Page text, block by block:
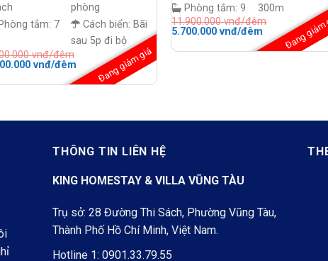
Phòng tắm: 7
phòng
Cách biển: Bãi
sau 5p đi bộ
Đang giảm giá
vnđ/đêm
vnđ/đêmGiá
hiện
tại
Phòng tắm:9
300m
Đang
11.900.000vnđ/đêm
Giá
là:
5.700.000vnđ/đêm
hiện
tại
THÔNG TIN LIÊN HỆ
KING HOMESTAY & VILLA VŨNG TÀU
Trụ sở: 28 Đường Thi Sách, Phường Vũng Tàu,
Thành Phố Hồ Chí Minh, Việt Nam.
Hotline 1: 0901.33.79.55